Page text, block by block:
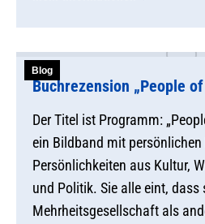
Blog
Buchrezension „People
Der Titel ist Programm:
ein Bildband mit
Persönlichkeiten aus Kultur,
und Politik. Sie alle eint, dass
Mehrheitsgesellschaft als